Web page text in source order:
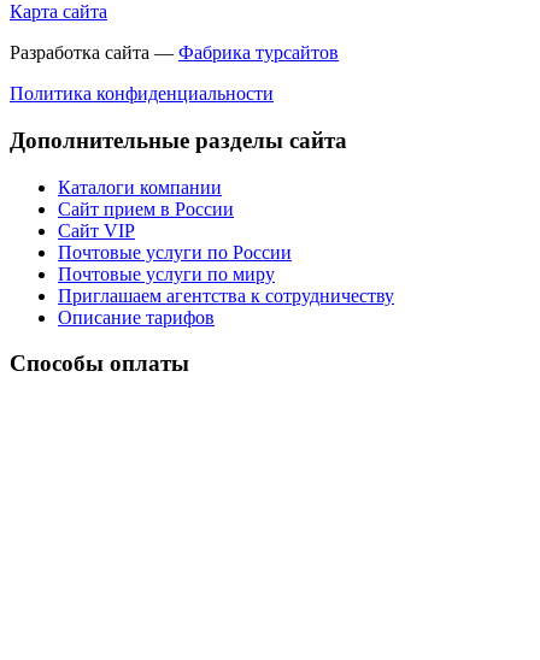
Карта сайта
Разработка сайта — Фабрика турсайтов
Политика конфиденциальности
Дополнительные разделы сайта
Каталоги компании
Сайт прием в России
Сайт VIP
Почтовые услуги по России
Почтовые услуги по миру
Приглашаем агентства к сотрудничеству
Описание тарифов
Способы оплаты